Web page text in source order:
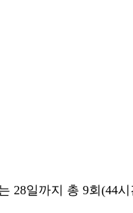
28일까지 총 9회(44